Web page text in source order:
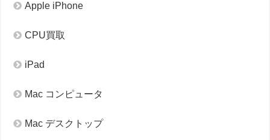
Apple iPhone
CPU買取
iPad
Mac コンピュータ
Mac デスクトップ